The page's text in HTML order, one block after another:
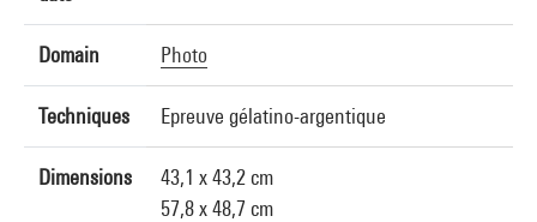
Domain Photo
Techniques Epreuve gélatino-argentique
Dimensions
43,1 x 43,2 cm
57,8 x 48,7 cm